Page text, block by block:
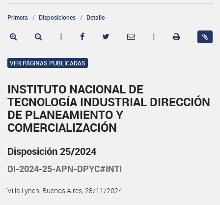
Primera Disposiciones Detalle
| |
VER PÁGINAS PUBLICADAS
INSTITUTO NACIONAL DE
TECNOLOGÍA INDUSTRIAL DIRECCIÓN
DE PLANEAMIENTO Y
COMERCIALIZACIÓN
Disposición 25/2024
DI-2024-25-APN-DPYC#INTI
Villa Lynch, Buenos Aires, 28/11/2024